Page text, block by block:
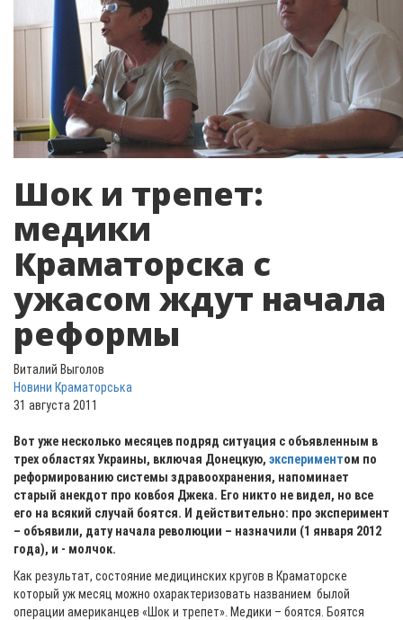
Шок и трепет:
медики
Краматорска с
ужасом ждут начала
реформы
Виталий Выголов
Новини Краматорська
31 августа 2011
Вот уже несколько месяцев подряд ситуация с объявленным в
трех областях Украины, включая Донецкую, экспериментом по
реформированию системы здравоохранения, напоминает
старый анекдот про ковбоя Джека. Его никто не видел, но все
его на всякий случай боятся. И действительно: про эксперимент
– объявили, дату начала революции – назначили (1 января 2012
года), и - молчок.
Как результат, состояние медицинских кругов в Краматорске
который уж месяц можно охарактеризовать названием былой
операции американцев «Шок и трепет». Медики – боятся. Боятся